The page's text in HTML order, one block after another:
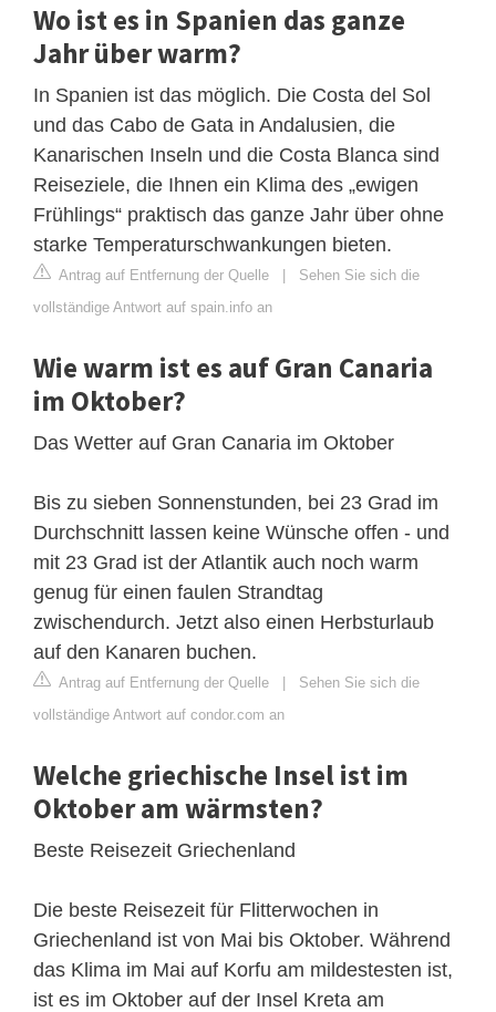
Wo ist es in Spanien das ganze
Jahr über warm?
In Spanien ist das möglich. Die Costa del Sol
und das Cabo de Gata in Andalusien, die
Kanarischen Inseln und die Costa Blanca sind
Reiseziele, die Ihnen ein Klima des „ewigen
Frühlings“ praktisch das ganze Jahr über ohne
starke Temperaturschwankungen bieten.
Antrag auf Entfernung der Quelle | Sehen Sie sich die
vollständige Antwort auf spain.info an
Wie warm ist es auf Gran Canaria
im Oktober?
Das Wetter auf Gran Canaria im Oktober
Bis zu sieben Sonnenstunden, bei 23 Grad im
Durchschnitt lassen keine Wünsche offen - und
mit 23 Grad ist der Atlantik auch noch warm
genug für einen faulen Strandtag
zwischendurch. Jetzt also einen Herbsturlaub
auf den Kanaren buchen.
Antrag auf Entfernung der Quelle | Sehen Sie sich die
vollständige Antwort auf condor.com an
Welche griechische Insel ist im
Oktober am wärmsten?
Beste Reisezeit Griechenland
Die beste Reisezeit für Flitterwochen in
Griechenland ist von Mai bis Oktober. Während
das Klima im Mai auf Korfu am mildestesten ist,
ist es im Oktober auf der Insel Kreta am